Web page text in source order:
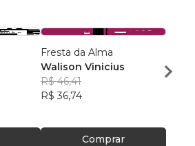
Fresta da Alma
Walison Vinicius
R$ 46,41
R$ 36,74
Comprar
R$